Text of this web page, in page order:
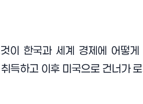
이 한국과 세계 경제에 어떻
득하고 이후 미국으로 건너가